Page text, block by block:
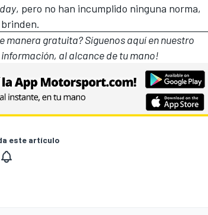
, pero no han incumplido ninguna norma,
manera gratuita? Síguenosaquí en nuestro
al alcance de tu mano!
este artículo